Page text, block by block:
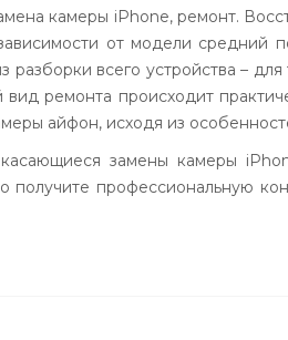
камеры iPhone, ремонт.
от модели средний
всего устройства –
ремонта происходит
айфон, исходя из
замены камеры
получите профессиональную